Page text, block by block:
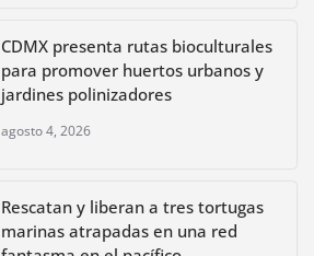
CDMX presenta rutas bioculturales
para promover huertos urbanos y
jardines polinizadores
agosto 4, 2026
Rescatan y liberan a tres tortugas
marinas atrapadas en una red